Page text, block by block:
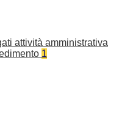
attività amministrativa
1